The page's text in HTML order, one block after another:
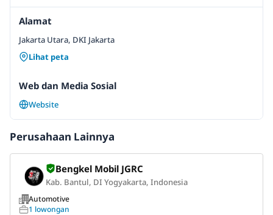
Alamat
Jakarta Utara, DKI Jakarta
Lihat peta
Web dan Media Sosial
Website
Perusahaan Lainnya
Bengkel Mobil JGRC
Kab. Bantul, DI Yogyakarta, Indonesia
Automotive
1 lowongan